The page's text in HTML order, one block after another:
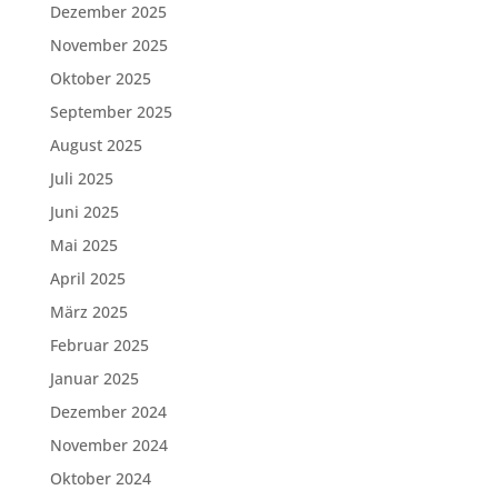
Dezember 2025
November 2025
Oktober 2025
September 2025
August 2025
Juli 2025
Juni 2025
Mai 2025
April 2025
März 2025
Februar 2025
Januar 2025
Dezember 2024
November 2024
Oktober 2024